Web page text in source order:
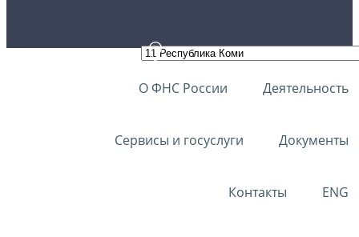
О ФНС России Деятельность
Сервисы и госуслуги Документы
Контакты ENG